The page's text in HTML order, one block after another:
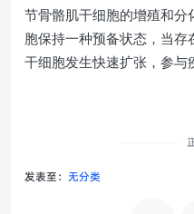
节骨骼肌干细胞的增殖和分
胞保持一种预备状态，当
干细胞发生快速扩张，参与
发表至： 无分类